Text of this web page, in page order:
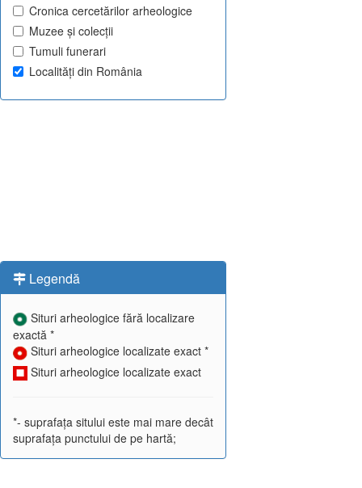
Cronica cercetărilor arheologice
Muzee și colecții
Tumuli funerari
Localități din România
Legendă
Situri arheologice fără localizare
exactă *
Situri arheologice localizate exact *
Situri arheologice localizate exact
*- suprafața sitului este mai mare decât
suprafața punctului de pe hartă;